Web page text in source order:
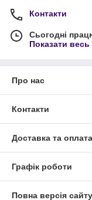
Контакти
Сьогодні
Показати
Про нас
Контакти
Доставка та оплата
Графік роботи
Повна версія сайту